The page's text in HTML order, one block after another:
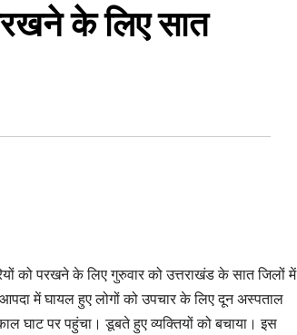
के लिए सात
को परखने के लिए गुरुवार को उत्तराखंड के सात जिलों में
में घायल हुए लोगों को उपचार के लिए दून अस्पताल
घाट पर पहुंचा। डूबते हुए व्यक्तियों को बचाया। इस